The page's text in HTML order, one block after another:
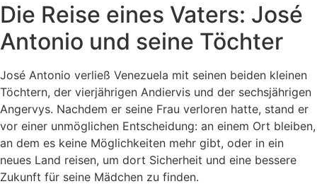
Die Reise eines Vaters: José
Antonio und seine Töchter
José Antonio verließ Venezuela mit seinen beiden kleinen
Töchtern, der vierjährigen Andiervis und der sechsjährigen
Angervys. Nachdem er seine Frau verloren hatte, stand er
vor einer unmöglichen Entscheidung: an einem Ort bleiben,
an dem es keine Möglichkeiten mehr gibt, oder in ein
neues Land reisen, um dort Sicherheit und eine bessere
Zukunft für seine Mädchen zu finden.